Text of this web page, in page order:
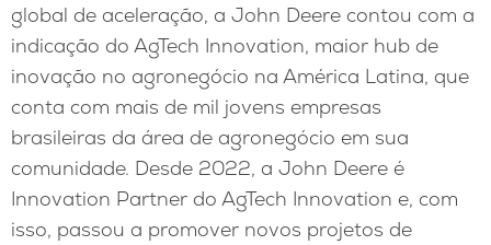
global de aceleração, a John Deere contou com a
indicação do AgTech Innovation, maior hub de
inovação no agronegócio na América Latina, que
conta com mais de mil jovens empresas
brasileiras da área de agronegócio em sua
comunidade. Desde 2022, a John Deere é
Innovation Partner do AgTech Innovation e, com
isso, passou a promover novos projetos de